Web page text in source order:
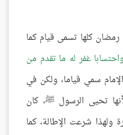
كلها تسمى قيام كما
غفر له ما تقدم من
سمي قياما، ولكن في
تحيى الرسول ﷺ، كان
ولهذا شرعت الإطالة، كما